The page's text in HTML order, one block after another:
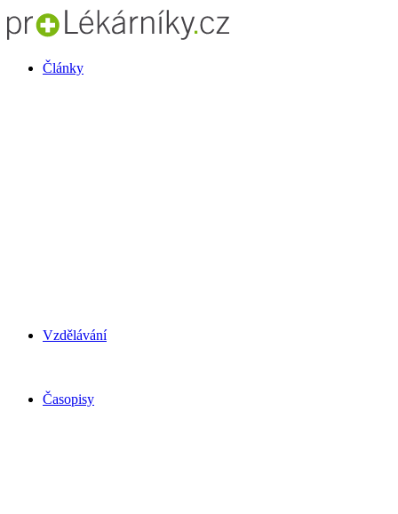
Články
Vzdělávání
Časopisy